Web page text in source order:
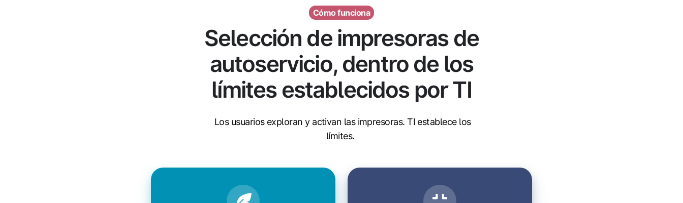
Cómo funciona
Selección de impresoras de
autoservicio, dentro de los
límites establecidos por TI
Los usuarios exploran y activan las impresoras. TI establece los
límites.